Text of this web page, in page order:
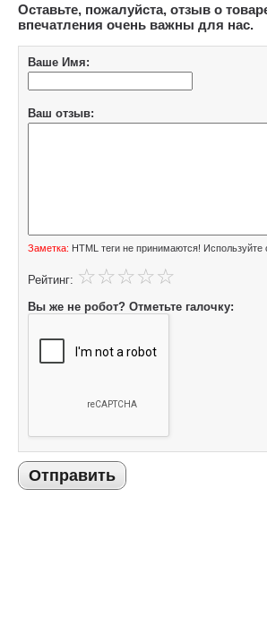
Оставьте, пожалуйста, отзыв о
впечатления очень важны для нас.
Ваше Имя:
Ваш отзыв:
Заметка: HTML теги не принимаются! Используйте
Рейтинг:
Вы же не робот? Отметьте галочку:
Отправить